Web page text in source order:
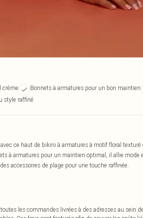
crème Bonnets à armatures pour un bon maintien
style raffiné
ce haut de bikini à armatures à motif floral
à armatures pour un maintien optimal, il allie
accessoires de plage pour une touche raffinée.
les commandes livrées à des adresses au sein